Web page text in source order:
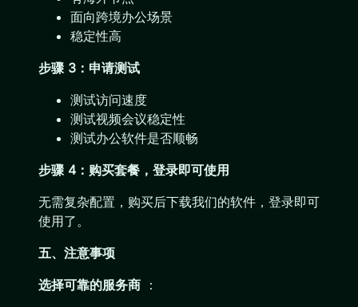
面向跨境办公场景
稳定性高
步骤 3：申请测试
测试访问速度
测试视频会议稳定性
测试办公软件是否顺畅
步骤 4：购买套餐，登录即可使用
无需复杂配置，购买后下载我们的软件，登录即可
使用了。
五、注意事项
选择可靠的服务商 ：